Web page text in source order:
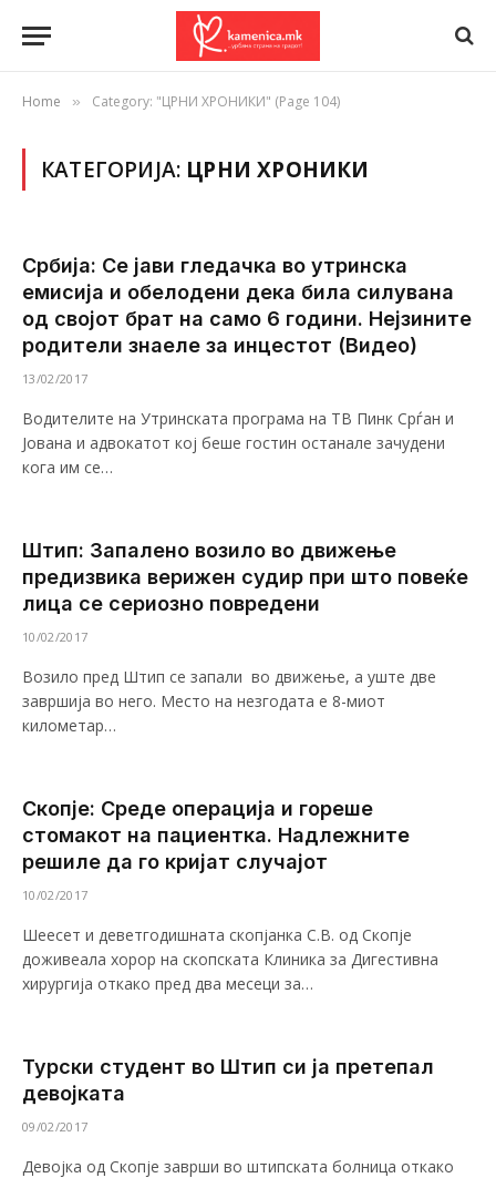
Home » Category: "ЦРНИ ХРОНИКИ" (Page 104)
КАТЕГОРИЈА: ЦРНИ ХРОНИКИ
Србија: Се јави гледачка во утринска
емисија и обелодени дека била силувана
од својот брат на само 6 години. Нејзините
родители знаеле за инцестот (Видео)
13/02/2017
Водителите на Утринската програма на ТВ Пинк Срѓан и
Јована и адвокатот кој беше гостин останале зачудени
кога им се…
Штип: Запалено возило во движење
предизвика верижен судир при што повеќе
лица се сериозно повредени
10/02/2017
Возило пред Штип се запали во движење, а уште две
завршија во него. Место на незгодата е 8-миот
километар…
Скопје: Среде операција и гореше
стомакот на пациентка. Надлежните
решиле да го кријат случајот
10/02/2017
Шеесет и деветгодишната скопјанка С.В. од Скопје
доживеала хорор на скопската Клиника за Дигестивна
хирургија откако пред два месеци за…
Турски студент во Штип си ја претепал
девојката
09/02/2017
Девојка од Скопје заврши во штипската болница откако